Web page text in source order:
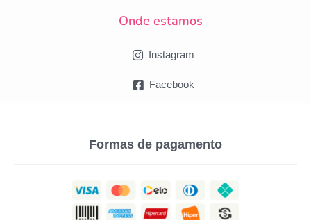
Onde estamos
Instagram
Facebook
Formas de pagamento